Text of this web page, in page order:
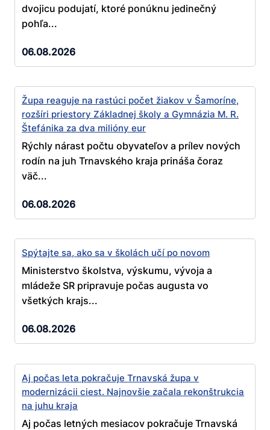
dvojicu podujatí, ktoré ponúknu jedinečný
pohľa...
06.08.2026
Župa reaguje na rastúci počet žiakov v Šamoríne,
rozšíri priestory Základnej školy a Gymnázia M. R.
Štefánika za dva milióny eur
Rýchly nárast počtu obyvateľov a prílev nových
rodín na juh Trnavského kraja prináša čoraz
väč...
06.08.2026
Spýtajte sa, ako sa v školách učí po novom
Ministerstvo školstva, výskumu, vývoja a
mládeže SR pripravuje počas augusta vo
všetkých krajs...
06.08.2026
Aj počas leta pokračuje Trnavská župa v
modernizácii ciest. Najnovšie začala rekonštrukcia
na juhu kraja
Aj počas letných mesiacov pokračuje Trnavská